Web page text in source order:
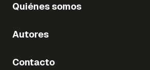
Quiénes somos
Autores
Contacto